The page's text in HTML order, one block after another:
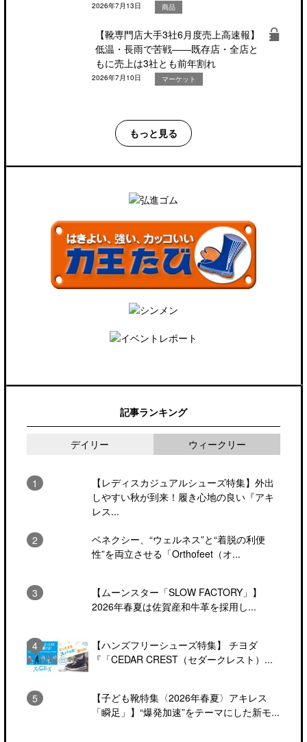
2026年7月13日 商品
【靴専門店大手3社6月度売上高速報】
低温・長雨で苦戦――既存店・全店と
もに売上は3社とも前年割れ
2026年7月10日 マーケット
もっと見る
記事ランキング
デイリー ウィークリー
【レディスカジュアルシューズ特集】外出
しやすい秋が到来！履き心地の良い『アキ
レス...
ベネクシー、“ウェルネス”と“着脱の利便
性”を両立させる「Orthofeet（オ...
【ムーンスター「SLOW FACTORY」】
2026年春夏は佐賀産和牛革を採用し...
【ハンズフリーシューズ特集】 チヨダ
『「CEDAR CREST（セダークレスト）...
【子ども靴特集〈2026年春夏〉アキレス
「瞬足」】“爆発加速”をテーマにした新モ...